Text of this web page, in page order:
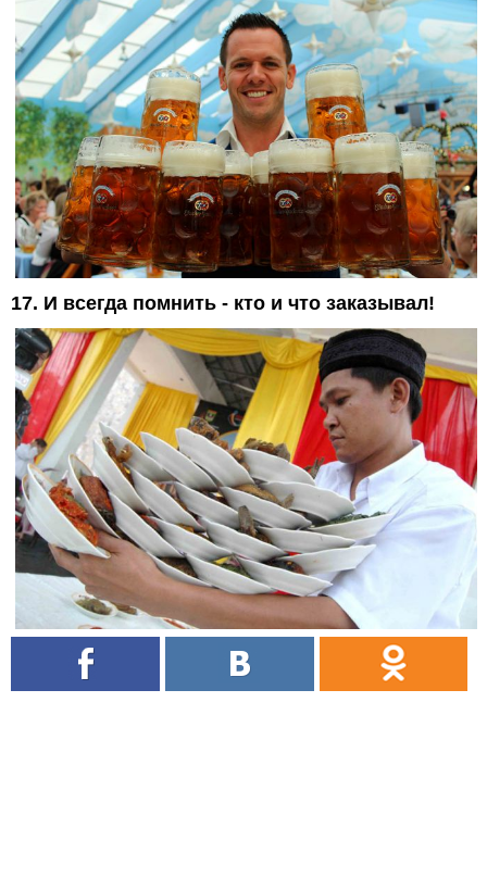
17. И всегда помнить - кто и что заказывал!